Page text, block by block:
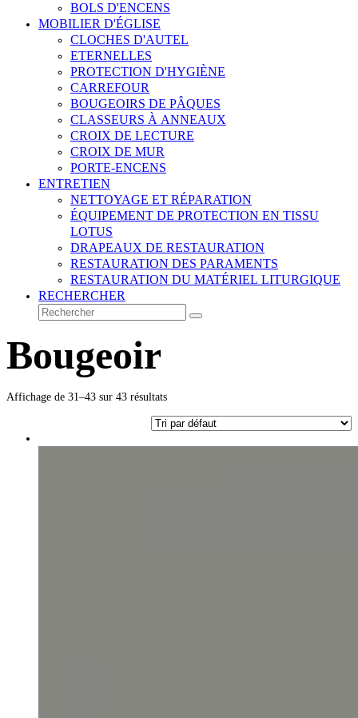
BOLS D'ENCENS
MOBILIER D'ÉGLISE
CLOCHES D'AUTEL
ETERNELLES
PROTECTION D'HYGIÈNE
CARREFOUR
BOUGEOIRS DE PÂQUES
CLASSEURS À ANNEAUX
CROIX DE LECTURE
CROIX DE MUR
PORTE-ENCENS
ENTRETIEN
NETTOYAGE ET RÉPARATION
ÉQUIPEMENT DE PROTECTION EN TISSU
LOTUS
DRAPEAUX DE RESTAURATION
RESTAURATION DES PARAMENTS
RESTAURATION DU MATÉRIEL LITURGIQUE
RECHERCHER
Rechercher
Envoyer
Bougeoir
Affichage de 31–43 sur 43 résultats